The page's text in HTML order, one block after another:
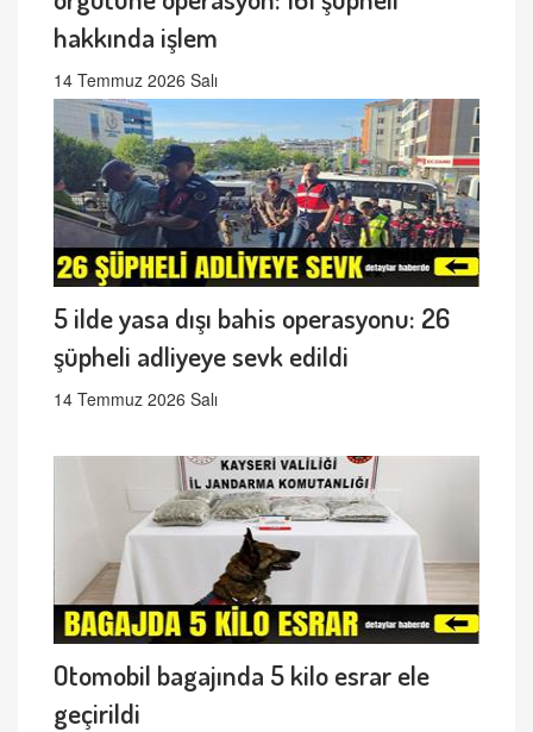
hakkında işlem
14 Temmuz 2026 Salı
5 ilde yasa dışı bahis operasyonu: 26
şüpheli adliyeye sevk edildi
14 Temmuz 2026 Salı
Otomobil bagajında 5 kilo esrar ele
geçirildi